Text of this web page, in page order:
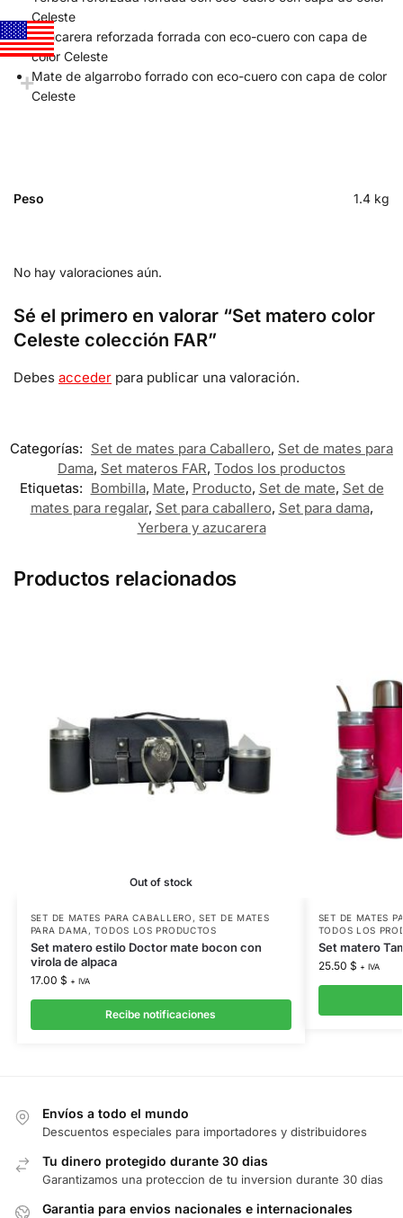
Celeste
Azucarera reforzada forrada con eco-cuero con capa de
color Celeste
Mate de algarrobo forrado con eco-cuero con capa de color
Celeste
Peso 1.4 kg
No hay valoraciones aún.
Sé el primero en valorar “Set matero color
Celeste colección FAR”
Debes acceder para publicar una valoración.
Categorías: Set de mates para Caballero, Set de mates para
Dama, Set materos FAR, Todos los productos
Etiquetas: Bombilla, Mate, Producto, Set de mate, Set de
mates para regalar, Set para caballero, Set para dama,
Yerbera y azucarera
Productos relacionados
Out of stock
SET DE MATES PARA CABALLERO ,SET DE MATES
PARA DAMA ,TODOS LOS PRODUCTOS
Set matero estilo Doctor mate bocon con
virola de alpaca
17.00 $ + IVA
Recibe notificaciones
SET DE MATES
TODOS LOS
Set matero
25.50 $ + IVA
Envíos a todo el mundo
Descuentos especiales para importadores y distribuidores
Tu dinero protegido durante 30 dias
Garantizamos una proteccion de tu inversion durante 30 dias
Garantia para envios nacionales e internacionales